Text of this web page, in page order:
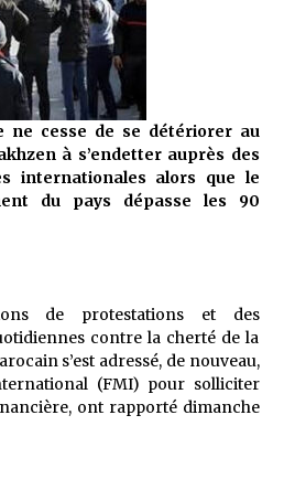
l’Au-delà
(Un récit du Sud
targui/ Quand la tête est vide
ne cesse de se détériorer au
à s’endetter auprès des
internationales alors que le
du pays dépasse les 90
de protestations et des
contre la cherté de la
s’est adressé, de nouveau,
(FMI) pour solliciter
ont rapporté dimanche